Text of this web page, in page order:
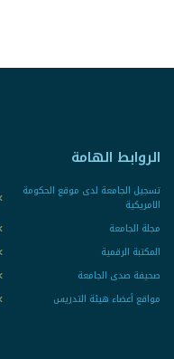
الروابط الهامة
تسجيل الجامعة لدى موقع الحكومة
الامريكية
مجلة الجامعة
المكتبة الرقمية
صحيفة صدى الجامعة
مواقع أعضاء هيئة التدريس